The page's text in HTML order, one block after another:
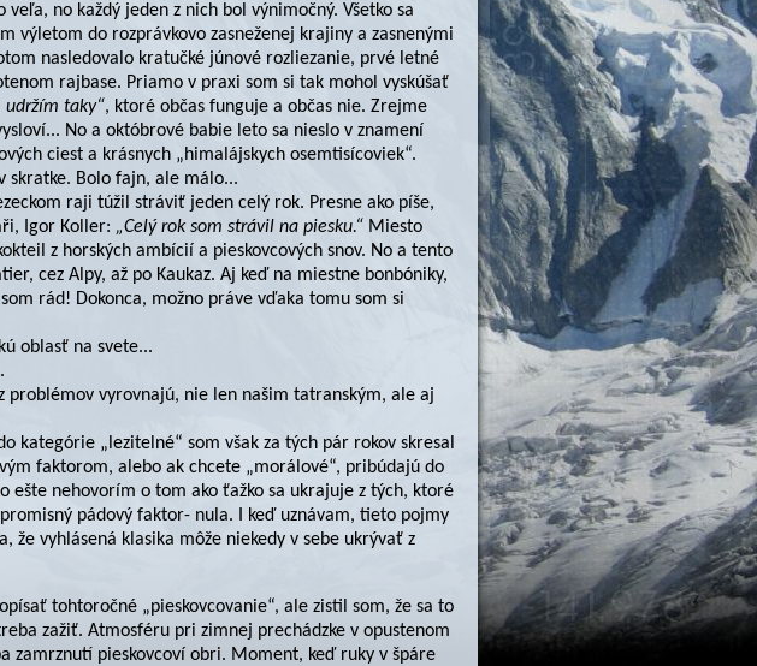
no každý jeden z nich bol výnimočný. Všetko sa
výletom do rozprávkovo zasneženej krajiny a zasnenými
nasledovalo kratučké júnové rozliezanie, prvé letné
rajbase. Priamo v praxi som si tak mohol vyskúšať
udržím taky“, ktoré občas funguje a občas nie. Zrejme
No a októbrové babie leto sa nieslo v znamení
ciest a krásnych „himalájskych osemtisícoviek“.
skratke. Bolo fajn, ale málo...
raji túžil stráviť jeden celý rok. Presne ako píše,
Igor Koller: „Celý rok som strávil na piesku.“ Miesto
z horských ambícií a pieskovcových snov. No a tento
cez Alpy, až po Kaukaz. Aj keď na miestne bonbóniky,
rád! Dokonca, možno práve vďaka tomu som si
oblasť na svete...
problémov vyrovnajú, nie len našim tatranským, ale aj
kategórie „lezitelné“ som však za tých pár rokov skresal
faktorom, alebo ak chcete „morálové“, pribúdajú do
ešte nehovorím o tom ako ťažko sa ukrajuje z tých, ktoré
pádový faktor- nula. I keď uznávam, tieto pojmy
že vyhlásená klasika môže niekedy v sebe ukrývať z
tohtoročné „pieskovcovanie“, ale zistil som, že sa to
zažiť. Atmosféru pri zimnej prechádzke v opustenom
zamrznutí pieskovcoví obri. Moment, keď ruky v špáre